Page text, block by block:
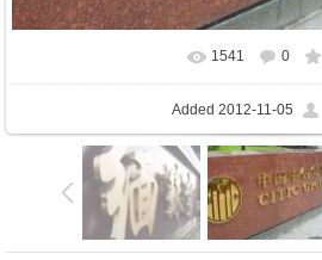
In real size 792x804
1541 0
Added 2012-11-05